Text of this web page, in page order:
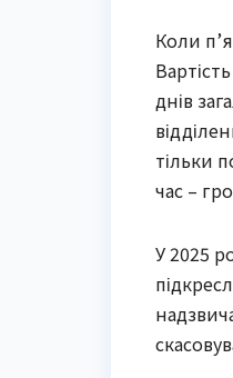
Коли
днів
тільки
час –
У 2025